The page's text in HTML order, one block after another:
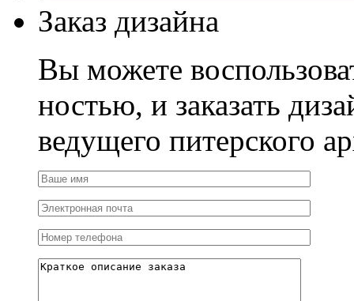
Заказ дизайна
Вы можете
ностью, и заказать
ведущего питерского